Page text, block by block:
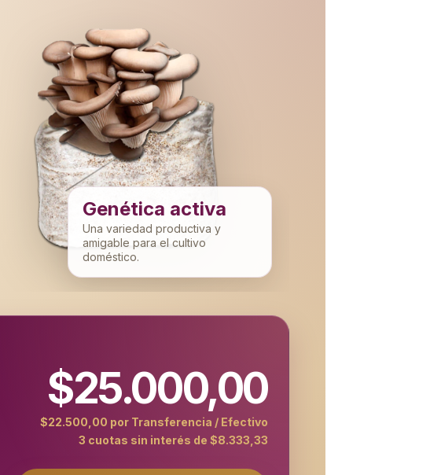
Genética activa
Una variedad productiva y
amigable para el cultivo
doméstico.
$25.000,00
$22.500,00 por Transferencia / Efectivo
3 cuotas sin interés de $8.333,33